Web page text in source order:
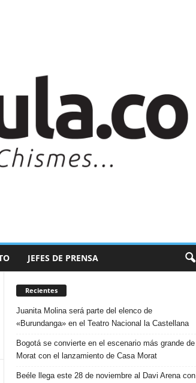
JEFES DE PRENSA
Recientes
Juanita Molina será parte del elenco de
«Burundanga» en el Teatro Nacional la Castellana
Bogotá se convierte en el escenario más grande de
Morat con el lanzamiento de Casa Morat
Beéle llega este 28 de noviembre al Davi Arena con